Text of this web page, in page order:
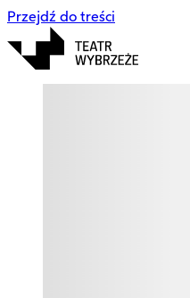
Przejdź do treści